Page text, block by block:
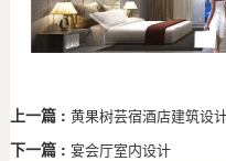
上一篇 : 黄果树芸宿酒店建筑设
下一篇 : 宴会厅室内设计